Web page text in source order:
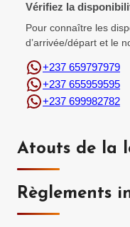
Vérifiez la
Pour connaître les
d’arrivée/départ et le
+237 659797979
+237 655959595
+237 699982782
Atouts de la
Règlements